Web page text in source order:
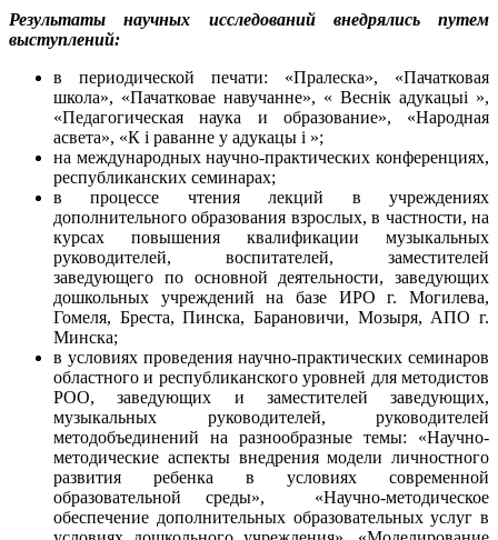
Результаты научных исследований внедрялись путем
выступлений:
в периодической печати: «Пралеска», «Пачатковая
школа», «Пачатковае навучанне», « Веснік адукацыі »,
«Педагогическая наука и образование», «Народная
асвета», «К i раванне у адукацы i »;
на международных научно-практических конференциях,
республиканских семинарах;
в процессе чтения лекций в учреждениях
дополнительного образования взрослых, в частности, на
курсах повышения квалификации музыкальных
руководителей, воспитателей, заместителей
заведующего по основной деятельности, заведующих
дошкольных учреждений на базе ИРО г. Могилева,
Гомеля, Бреста, Пинска, Барановичи, Мозыря, АПО г.
Минска;
в условиях проведения научно-практических семинаров
областного и республиканского уровней для методистов
РОО, заведующих и заместителей заведующих,
музыкальных руководителей, руководителей
методобъединений на разнообразные темы: «Научно-
методические аспекты внедрения модели личностного
развития ребенка в условиях современной
образовательной среды», «Научно-методическое
обеспечение дополнительных образовательных услуг в